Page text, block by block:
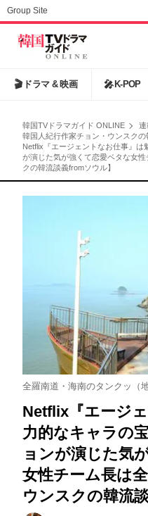
Group Site
🎬 ドラマ & 映画 🎤 K-POP
韓国TVドラマガイド ONLINE
連
韓国人紀行作家チョン・ウンスク
Netflix『エージェントなお仕事』
が演じた気が強くて恋愛ベタな女
クの韓流談義fromソウル】
全羅南道・海南のタンクッ（
Netflix『エージ
力的なキャラの
ョンが演じた気
女性チーム長は
ウンスクの韓流